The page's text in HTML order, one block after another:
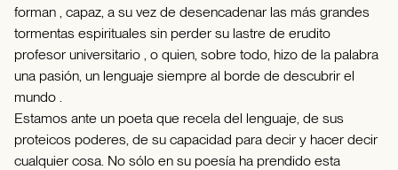
forman , capaz, a su vez de desencadenar las más grandes
tormentas espirituales sin perder su lastre de erudito
profesor universitario , o quien, sobre todo, hizo de la palabra
una pasión, un lenguaje siempre al borde de descubrir el
mundo .
Estamos ante un poeta que recela del lenguaje, de sus
proteicos poderes, de su capacidad para decir y hacer decir
cualquier cosa. No sólo en su poesía ha prendido esta